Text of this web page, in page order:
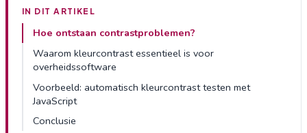
IN DIT ARTIKEL
Hoe ontstaan contrastproblemen?
Waarom kleurcontrast essentieel is voor
overheidssoftware
Voorbeeld: automatisch kleurcontrast testen met
JavaScript
Conclusie